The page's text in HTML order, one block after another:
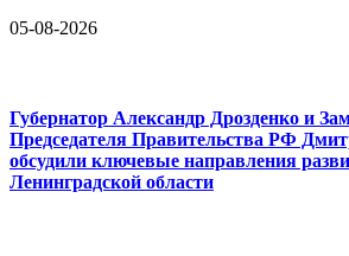
05-08-2026
Губернатор Александр Дрозденко и
Председателя Правительства РФ
обсудили ключевые направления
Ленинградской области